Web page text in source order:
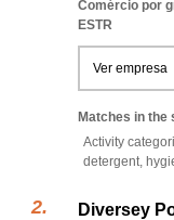
Comércio por
ESTR
Ver empresa
Matches in the
Activity
detergent,
Diversey